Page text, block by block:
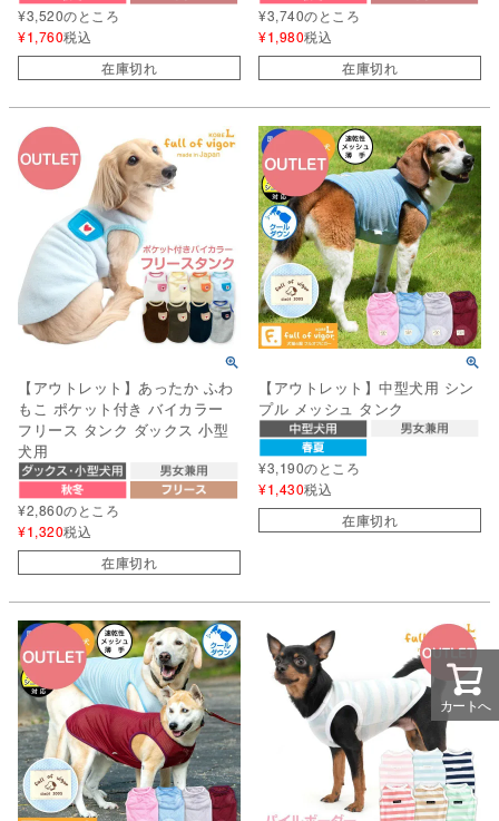
¥3,520のところ
¥1,760税込
在庫切れ
¥3,740のところ
¥1,980税込
在庫切れ
【アウトレット】あったか ふわ
もこ ポケット付き バイカラー
フリース タンク ダックス 小型
犬用
¥2,860のところ
¥1,320税込
在庫切れ
【アウトレット】中型犬用 シン
プル メッシュ タンク
¥3,190のところ
¥1,430税込
在庫切れ
カートへ